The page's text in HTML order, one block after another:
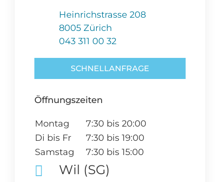
Heinrichstrasse 208
8005 Zürich
043 311 00 32
SCHNELLANFRAGE
Öffnungszeiten
Montag
7:30 bis 20:00
Di bis Fr
7:30 bis 19:00
Samstag
7:30 bis 15:00
Wil (SG)